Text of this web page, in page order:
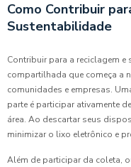
Como Contribuir
Sustentabilidade
Contribuir para a reciclagem
compartilhada que começa a
comunidades e empresas.
parte é participar ativamente
área. Ao descartar seus
minimizar o lixo eletrônico e
Além de participar da coleta,